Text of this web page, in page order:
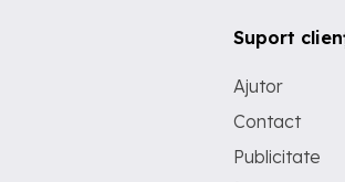
Suport
Ajutor
Contact
Publicitate